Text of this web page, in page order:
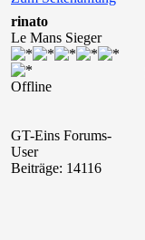
rinato
Le Mans Sieger
Offline
GT-Eins Forums-
User
Beiträge: 14116